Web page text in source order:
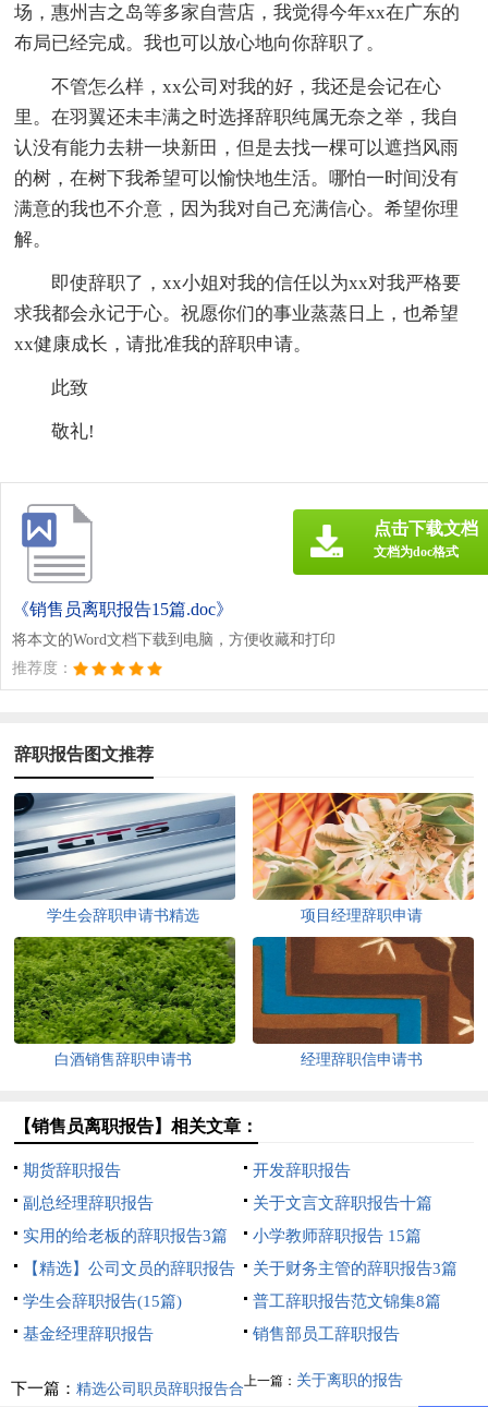
场，惠州吉之岛等多家自营店，我觉得今年xx在广东的
布局已经完成。我也可以放心地向你辞职了。
不管怎么样，xx公司对我的好，我还是会记在心
里。在羽翼还未丰满之时选择辞职纯属无奈之举，我自
认没有能力去耕一块新田，但是去找一棵可以遮挡风雨
的树，在树下我希望可以愉快地生活。哪怕一时间没有
满意的我也不介意，因为我对自己充满信心。希望你理
解。
即使辞职了，xx小姐对我的信任以为xx对我严格要
求我都会永记于心。祝愿你们的事业蒸蒸日上，也希望
xx健康成长，请批准我的辞职申请。
此致
敬礼!
《销售员离职报告15篇.doc》
将本文的Word文档下载到电脑，方便收藏和打印
推荐度：
点击下载文档
文档为doc格式
辞职报告图文推荐
学生会辞职申请书精选 项目经理辞职申请
白酒销售辞职申请书 经理辞职信申请书
【销售员离职报告】相关文章：
期货辞职报告
开发辞职报告
副总经理辞职报告
关于文言文辞职报告十篇
实用的给老板的辞职报告3篇
小学教师辞职报告 15篇
【精选】公司文员的辞职报告
四篇
关于财务主管的辞职报告3篇
学生会辞职报告(15篇)
普工辞职报告范文锦集8篇
基金经理辞职报告
销售部员工辞职报告
上一篇： 关于离职的报告
下一篇： 精选公司职员辞职报告合